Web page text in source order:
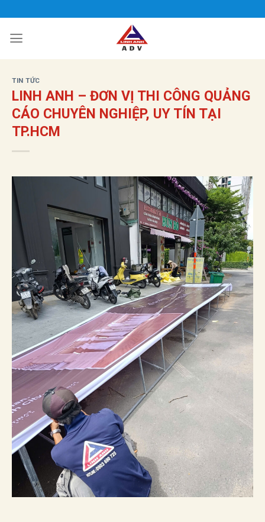
qua
nội
TIN TỨC
LINH ANH – ĐƠN VỊ THI CÔNG QUẢNG
CÁO CHUYÊN NGHIỆP, UY TÍN TẠI
TP.HCM